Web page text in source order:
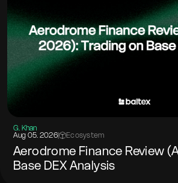
G. Khan
Aug 05. 2026| Ecosystem
Aerodrome Finance Review
Base DEX Analysis